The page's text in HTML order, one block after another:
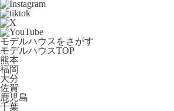
モデルハウスをさがす
モデルハウスTOP
熊本
福岡
大分
佐賀
鹿児島
千葉